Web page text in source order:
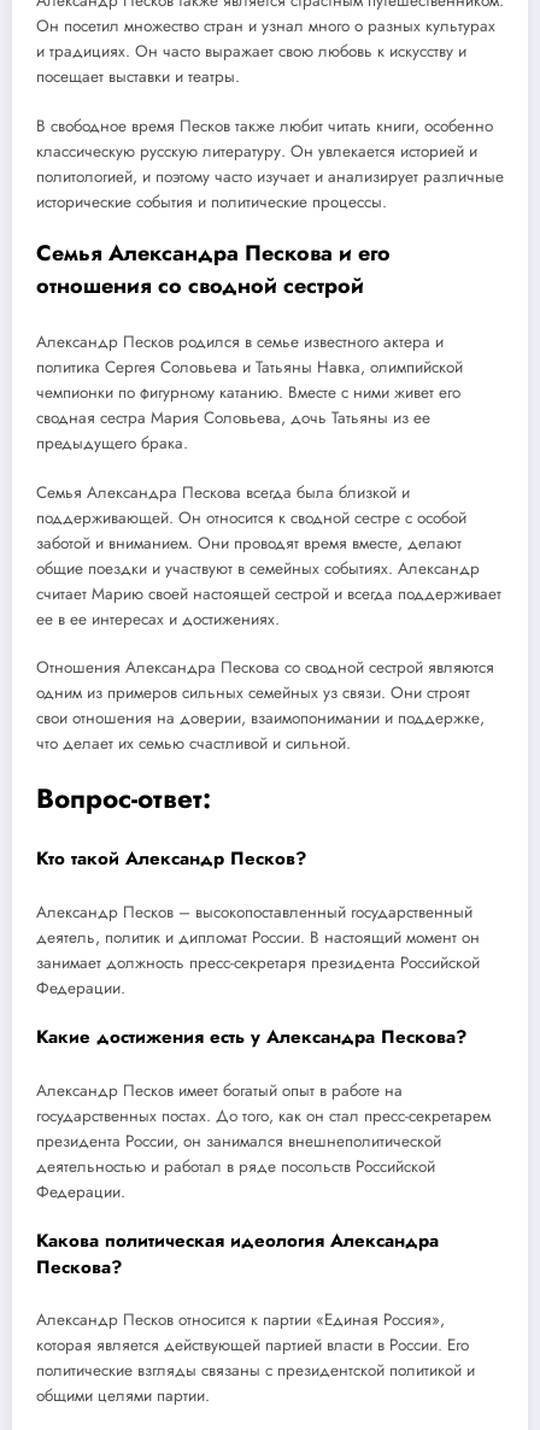
Он посетил множество стран и узнал много о разных культурах
и традициях. Он часто выражает свою любовь к искусству и
посещает выставки и театры.
В свободное время Песков также любит читать книги, особенно
классическую русскую литературу. Он увлекается историей и
политологией, и поэтому часто изучает и анализирует различные
исторические события и политические процессы.
Семья Александра Пескова и его
отношения со сводной сестрой
Александр Песков родился в семье известного актера и
политика Сергея Соловьева и Татьяны Навка, олимпийской
чемпионки по фигурному катанию. Вместе с ними живет его
сводная сестра Мария Соловьева, дочь Татьяны из ее
предыдущего брака.
Семья Александра Пескова всегда была близкой и
поддерживающей. Он относится к сводной сестре с особой
заботой и вниманием. Они проводят время вместе, делают
общие поездки и участвуют в семейных событиях. Александр
считает Марию своей настоящей сестрой и всегда поддерживает
ее в ее интересах и достижениях.
Отношения Александра Пескова со сводной сестрой являются
одним из примеров сильных семейных уз связи. Они строят
свои отношения на доверии, взаимопонимании и поддержке,
что делает их семью счастливой и сильной.
Вопрос-ответ:
Кто такой Александр Песков?
Александр Песков – высокопоставленный государственный
деятель, политик и дипломат России. В настоящий момент он
занимает должность пресс-секретаря президента Российской
Федерации.
Какие достижения есть у Александра Пескова?
Александр Песков имеет богатый опыт в работе на
государственных постах. До того, как он стал пресс-секретарем
президента России, он занимался внешнеполитической
деятельностью и работал в ряде посольств Российской
Федерации.
Какова политическая идеология Александра
Пескова?
Александр Песков относится к партии «Единая Россия»,
которая является действующей партией власти в России. Его
политические взгляды связаны с президентской политикой и
общими целями партии.